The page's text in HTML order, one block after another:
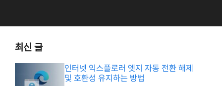
최신 글
인터넷 익스플로러 엣지 자동 전환 해제
및 호환성 유지하는 방법